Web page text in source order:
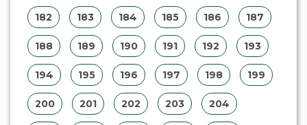
182 183 184 185 186 187
188 189 190 191 192 193
194 195 196 197 198 199
200 201 202 203 204